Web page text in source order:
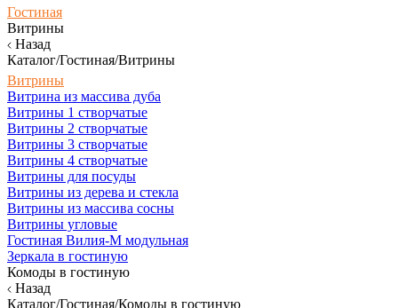
Гостиная
Витрины
Назад
Каталог/Гостиная/Витрины
Витрины
Витрина из массива дуба
Витрины 1 створчатые
Витрины 2 створчатые
Витрины 3 створчатые
Витрины 4 створчатые
Витрины для посуды
Витрины из дерева и стекла
Витрины из массива сосны
Витрины угловые
Гостиная Вилия-М модульная
Зеркала в гостиную
Комоды в гостиную
Назад
Каталог/Гостиная/Комоды в гостиную